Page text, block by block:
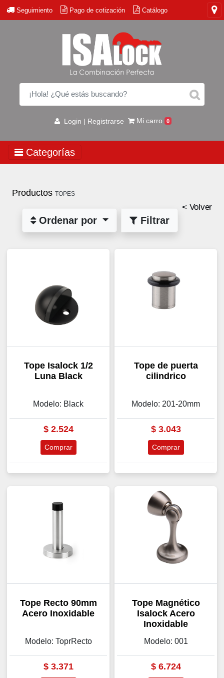
Seguimiento Pago de cotización Catálogo
Login | Registrarse Mi carro 0
Categorías
Productos TOPES
< Volver
Ordenar por Filtrar
Tope Isalock 1/2
Luna Black
Modelo: Black
$2.524
Comprar
Tope de puerta
cilindrico
Modelo: 201-20mm
$3.043
Comprar
Tope Recto 90mm
Acero Inoxidable
Modelo: ToprRecto
$3.371
Tope Magnético
Isalock Acero
Inoxidable
Modelo: 001
$6.724